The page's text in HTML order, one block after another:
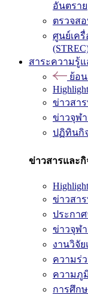
อันตราย
ตรวจส
ศูนย์เค
สาระความรู้
ย้อ
ข่าวสา
ข่าวจุฬ
ปฏิทินกิ
ข่าวสารและกิ
ข่าวสา
ประกา
ข่าวจุฬ
งานวิจั
ความร่
ความภู
การศึก